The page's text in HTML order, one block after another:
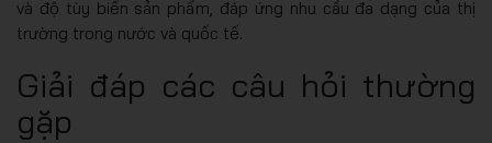
và độ tùy biến sản phẩm, đáp ứng nhu cầu đa dạng của thị
trường trong nước và quốc tế.
Giải đáp các câu hỏi thường
gặp